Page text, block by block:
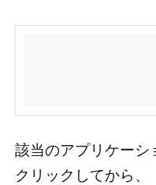
該当のアプリケーシ
クリックしてから、